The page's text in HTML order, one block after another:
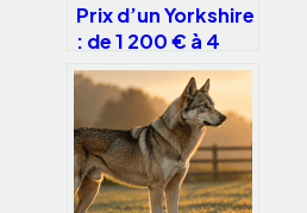
Prix d’un Yorkshire
: de 1 200 € à 4
500 €, les 4
facteurs qui
justifient cet
écart